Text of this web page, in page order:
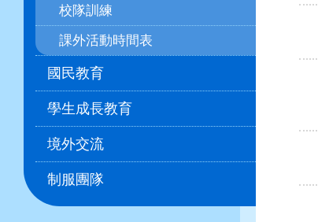
活
動
_
學
生
培
育)
校隊訓練
課外活動時間表
國民教育
學生成長教育
境外交流
制服團隊